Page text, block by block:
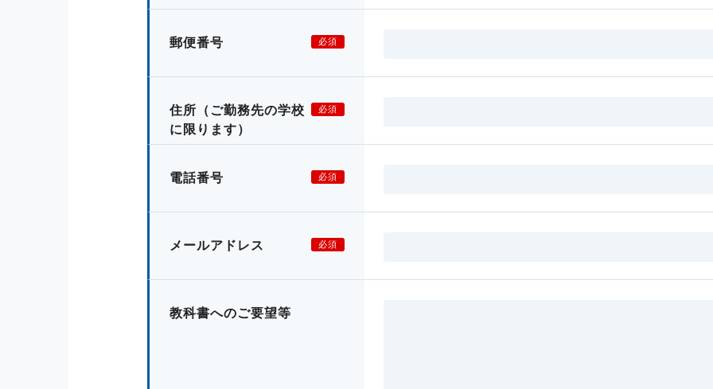
郵便番号 必須
住所 （ご勤務先の学校
に限ります）
必須
電話番号 必須
メールアドレス 必須
教科書へのご要望等